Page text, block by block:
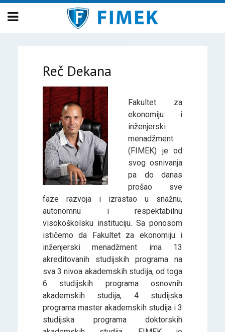
Reč Dekana
Fakultet za
ekonomiju i
inženjerski
menadžment
(FIMEK) je od
svog osnivanja
pa do danas
prošao sve
faze razvoja i izrastao u snažnu,
autonomnu i respektabilnu
visokoškolsku instituciju. Sa ponosom
ističemo da Fakultet za ekonomiju i
inženjerski menadžment ima 13
akreditovanih studijskih programa na
sva 3 nivoa akademskih studija, od toga
6 studijskih programa osnovnih
akademskih studija, 4 studijska
programa master akademskih studija i 3
studijska programa doktorskih